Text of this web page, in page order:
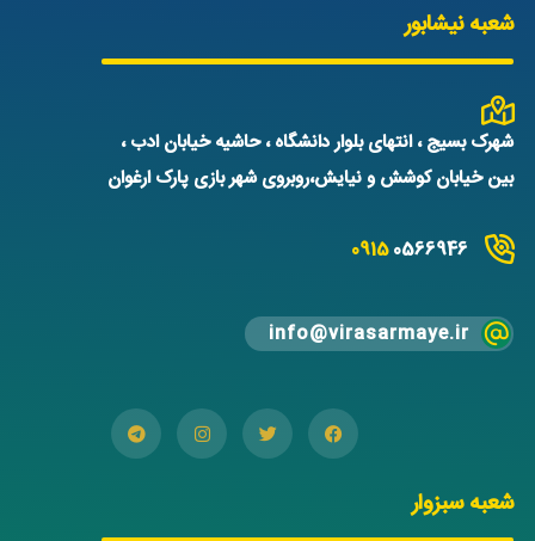
شعبه نیشابور
شهرک بسیج ، انتهای بلوار دانشگاه ، حاشیه خیابان ادب ،
بین خیابان کوشش و نیایش،روبروی شهر بازی پارک ارغوان
09150566946
info@virasarmaye.ir
شعبه سبزوار